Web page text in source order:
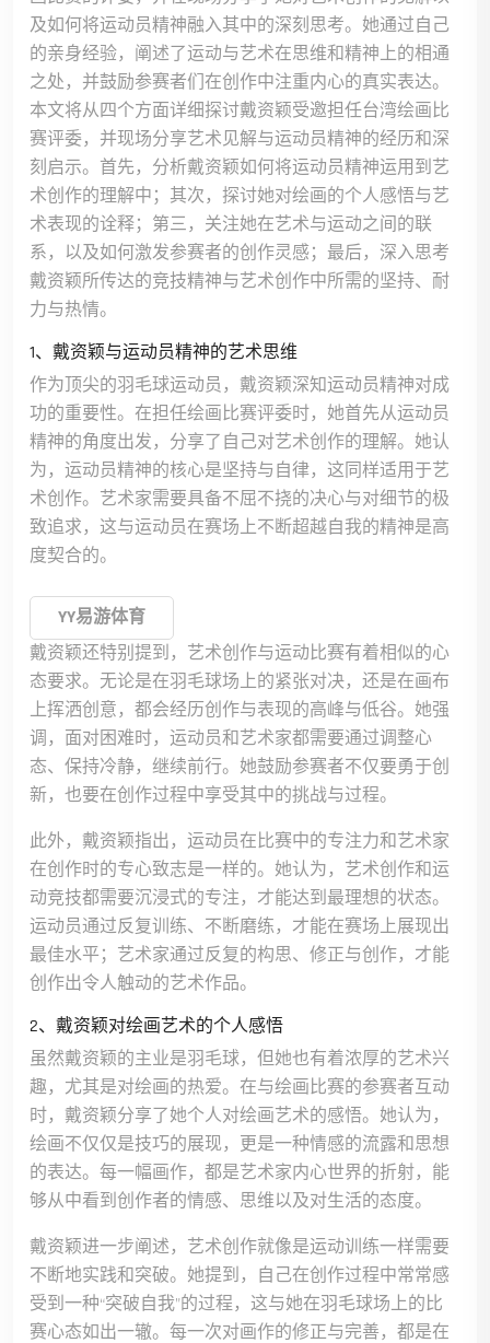
及如何将运动员精神融入其中的深刻思考。她通过自己
的亲身经验，阐述了运动与艺术在思维和精神上的相通
之处，并鼓励参赛者们在创作中注重内心的真实表达。
本文将从四个方面详细探讨戴资颖受邀担任台湾绘画比
赛评委，并现场分享艺术见解与运动员精神的经历和深
刻启示。首先，分析戴资颖如何将运动员精神运用到艺
术创作的理解中；其次，探讨她对绘画的个人感悟与艺
术表现的诠释；第三，关注她在艺术与运动之间的联
系，以及如何激发参赛者的创作灵感；最后，深入思考
戴资颖所传达的竞技精神与艺术创作中所需的坚持、耐
力与热情。
1、戴资颖与运动员精神的艺术思维
作为顶尖的羽毛球运动员，戴资颖深知运动员精神对成
功的重要性。在担任绘画比赛评委时，她首先从运动员
精神的角度出发，分享了自己对艺术创作的理解。她认
为，运动员精神的核心是坚持与自律，这同样适用于艺
术创作。艺术家需要具备不屈不挠的决心与对细节的极
致追求，这与运动员在赛场上不断超越自我的精神是高
度契合的。
YY易游体育
戴资颖还特别提到，艺术创作与运动比赛有着相似的心
态要求。无论是在羽毛球场上的紧张对决，还是在画布
上挥洒创意，都会经历创作与表现的高峰与低谷。她强
调，面对困难时，运动员和艺术家都需要通过调整心
态、保持冷静，继续前行。她鼓励参赛者不仅要勇于创
新，也要在创作过程中享受其中的挑战与过程。
此外，戴资颖指出，运动员在比赛中的专注力和艺术家
在创作时的专心致志是一样的。她认为，艺术创作和运
动竞技都需要沉浸式的专注，才能达到最理想的状态。
运动员通过反复训练、不断磨练，才能在赛场上展现出
最佳水平；艺术家通过反复的构思、修正与创作，才能
创作出令人触动的艺术作品。
2、戴资颖对绘画艺术的个人感悟
虽然戴资颖的主业是羽毛球，但她也有着浓厚的艺术兴
趣，尤其是对绘画的热爱。在与绘画比赛的参赛者互动
时，戴资颖分享了她个人对绘画艺术的感悟。她认为，
绘画不仅仅是技巧的展现，更是一种情感的流露和思想
的表达。每一幅画作，都是艺术家内心世界的折射，能
够从中看到创作者的情感、思维以及对生活的态度。
戴资颖进一步阐述，艺术创作就像是运动训练一样需要
不断地实践和突破。她提到，自己在创作过程中常常感
受到一种“突破自我”的过程，这与她在羽毛球场上的比
赛心态如出一辙。每一次对画作的修正与完善，都是在